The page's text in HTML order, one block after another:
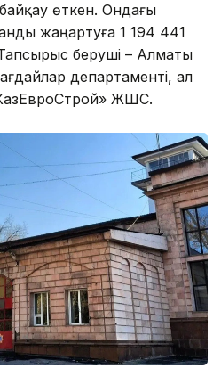
өткен. Ондағы
жаңартуға 1 194 441
беруші – Алматы
департаменті, ал
ЖШС.